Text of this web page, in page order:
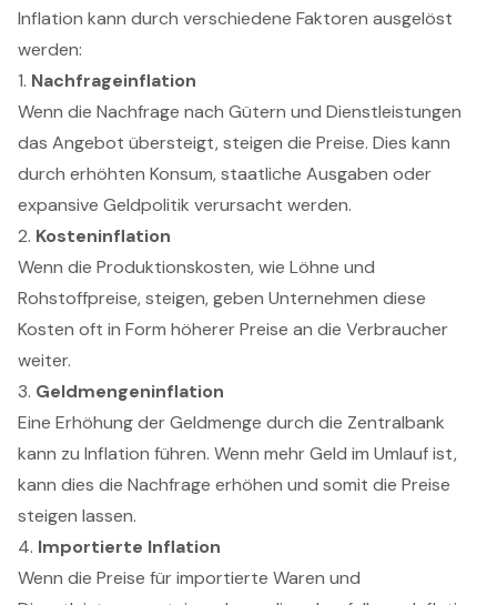
Inflation kann durch verschiedene Faktoren ausgelöst
werden:
1. Nachfrageinflation
Wenn die Nachfrage nach Gütern und Dienstleistungen
das Angebot übersteigt, steigen die Preise. Dies kann
durch erhöhten Konsum, staatliche Ausgaben oder
expansive Geldpolitik verursacht werden.
2. Kosteninflation
Wenn die Produktionskosten, wie Löhne und
Rohstoffpreise, steigen, geben Unternehmen diese
Kosten oft in Form höherer Preise an die Verbraucher
weiter.
3. Geldmengeninflation
Eine Erhöhung der Geldmenge durch die Zentralbank
kann zu Inflation führen. Wenn mehr Geld im Umlauf ist,
kann dies die Nachfrage erhöhen und somit die Preise
steigen lassen.
4. Importierte Inflation
Wenn die Preise für importierte Waren und